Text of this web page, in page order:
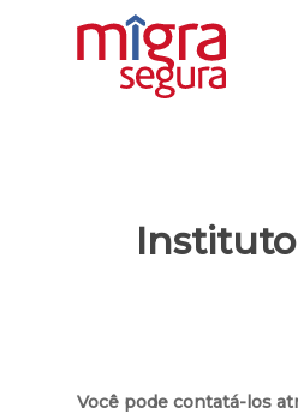
Você pode contatá-los